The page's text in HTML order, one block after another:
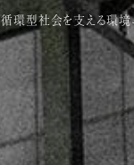
循環型社会を支える環境